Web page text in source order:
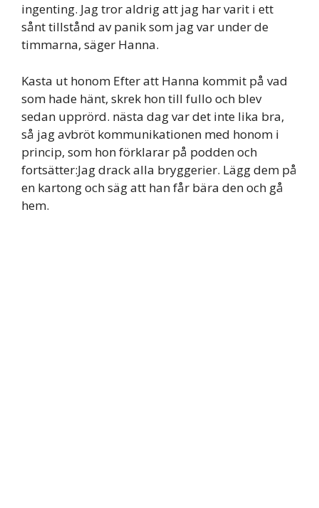
ingenting. Jag tror aldrig att jag har varit i ett
sånt tillstånd av panik som jag var under de
timmarna, säger Hanna.
Kasta ut honom Efter att Hanna kommit på vad
som hade hänt, skrek hon till fullo och blev
sedan upprörd. nästa dag var det inte lika bra,
så jag avbröt kommunikationen med honom i
princip, som hon förklarar på podden och
fortsätter:Jag drack alla bryggerier. Lägg dem på
en kartong och säg att han får bära den och gå
hem.